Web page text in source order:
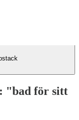
"bad för sitt